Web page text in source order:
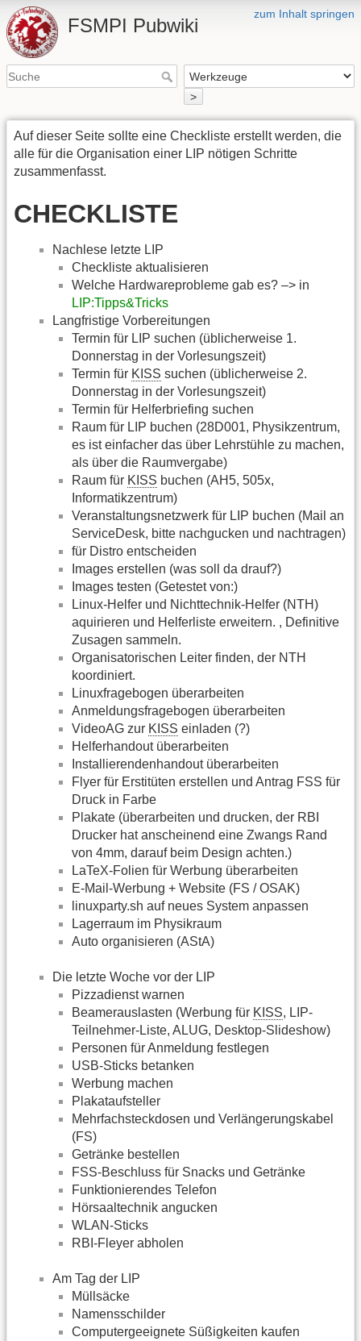
zum Inhalt springen
FSMPI Pubwiki
>
Auf dieser Seite sollte eine Checkliste erstellt werden, die
alle für die Organisation einer LIP nötigen Schritte
zusammenfasst.
CHECKLISTE
Nachlese letzte LIP
Checkliste aktualisieren
Welche Hardwareprobleme gab es? –> in
LIP:Tipps&Tricks
Langfristige Vorbereitungen
Termin für LIP suchen (üblicherweise 1.
Donnerstag in der Vorlesungszeit)
Termin für KISS suchen (üblicherweise 2.
Donnerstag in der Vorlesungszeit)
Termin für Helferbriefing suchen
Raum für LIP buchen (28D001, Physikzentrum,
es ist einfacher das über Lehrstühle zu machen,
als über die Raumvergabe)
Raum für KISS buchen (AH5, 505x,
Informatikzentrum)
Veranstaltungsnetzwerk für LIP buchen (Mail an
ServiceDesk, bitte nachgucken und nachtragen)
für Distro entscheiden
Images erstellen (was soll da drauf?)
Images testen (Getestet von:)
Linux-Helfer und Nichttechnik-Helfer (NTH)
aquirieren und Helferliste erweitern. , Definitive
Zusagen sammeln.
Organisatorischen Leiter finden, der NTH
koordiniert.
Linuxfragebogen überarbeiten
Anmeldungsfragebogen überarbeiten
VideoAG zur KISS einladen (?)
Helferhandout überarbeiten
Installierendenhandout überarbeiten
Flyer für Erstitüten erstellen und Antrag FSS für
Druck in Farbe
Plakate (überarbeiten und drucken, der RBI
Drucker hat anscheinend eine Zwangs Rand
von 4mm, darauf beim Design achten.)
LaTeX-Folien für Werbung überarbeiten
E-Mail-Werbung + Website (FS / OSAK)
linuxparty.sh auf neues System anpassen
Lagerraum im Physikraum
Auto organisieren (AStA)
Die letzte Woche vor der LIP
Pizzadienst warnen
Beamerauslasten (Werbung für KISS, LIP-
Teilnehmer-Liste, ALUG, Desktop-Slideshow)
Personen für Anmeldung festlegen
USB-Sticks betanken
Werbung machen
Plakataufsteller
Mehrfachsteckdosen und Verlängerungskabel
(FS)
Getränke bestellen
FSS-Beschluss für Snacks und Getränke
Funktionierendes Telefon
Hörsaaltechnik angucken
WLAN-Sticks
RBI-Fleyer abholen
Am Tag der LIP
Müllsäcke
Namensschilder
Computergeeignete Süßigkeiten kaufen